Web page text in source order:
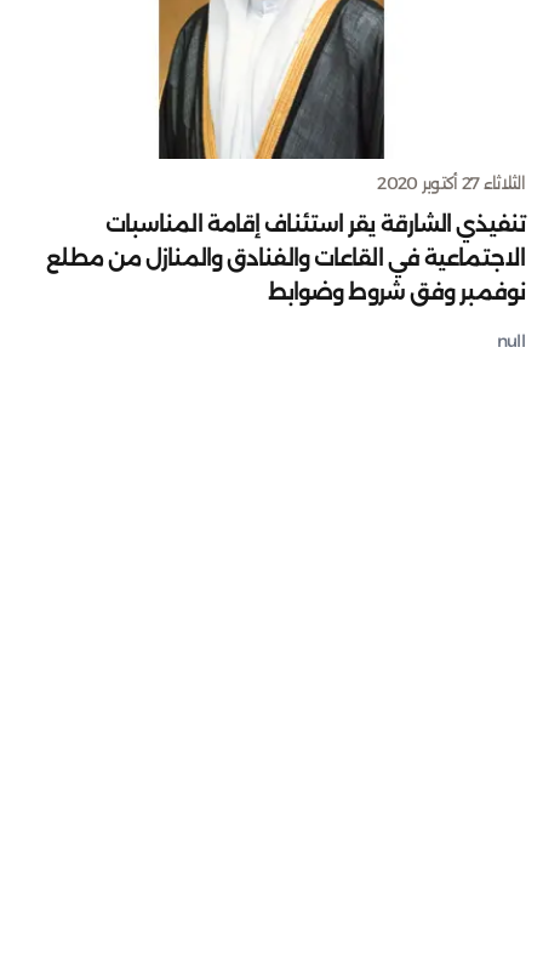
الثلاثاء 27 أكتوبر 2020
تنفيذي الشارقة يقر استئناف إقامة المناسبات
الاجتماعية في القاعات والفنادق والمنازل من مطلع
نوفمبر وفق شروط وضوابط
null